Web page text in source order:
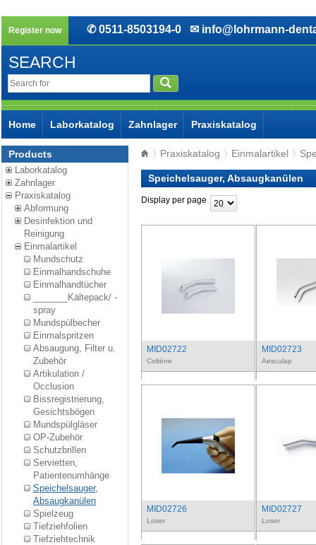
Register now ✆ 0511-8503194-0 ✉ info@lohrmann-
SEARCH
Home Laborkatalog Zahnlager Praxiskatalog
Products
Laborkatalog
Zahnlager
Praxiskatalog
Abformung
Desinfektion und
Reinigung
Einmalartikel
Mundschutz
Einmalhandschuhe
Einmalhandtücher
_______Kältepack/ -
spray
Mundspülbecher
Einmalspritzen
Absaugung, Filter u.
Zubehör
Artikulation /
Occlusion
Bissregistrierung,
Gesichtsbögen
Mundspülgläser
OP-Zubehör
Schutzbrillen
Servietten,
Patientenumhänge
Speichelsauger,
Absaugkanülen
Spielzeug
Tiefziehfolien
Tiefziehtechnik
Praxiskatalog Einmalartikel
Speichelsauger, Absaugkanülen
Display per page
MID02722
Coltène
MID02723
Aesculap
MID02726
Loser
MID02727
Loser